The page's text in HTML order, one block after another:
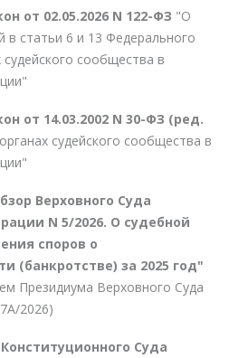
от 02.05.2026 N 122-ФЗ "О
в статьи 6 и 13 Федерального
сообщества в
от 14.03.2002 N 30-ФЗ (ред.
судейского сообщества в
Верховного Суда
N 5/2026. О судебной
споров о
(банкротстве) за 2025 год"
Президиума Верховного Суда
2026)
Суда